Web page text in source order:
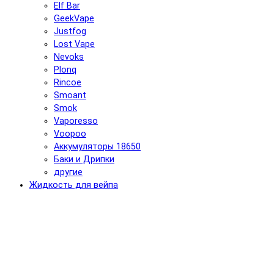
Elf Bar
GeekVape
Justfog
Lost Vape
Nevoks
Plonq
Rincoe
Smoant
Smok
Vaporesso
Voopoo
Аккумуляторы 18650
Баки и Дрипки
другие
Жидкость для вейпа